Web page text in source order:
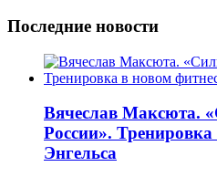
Последние новости
Вячеслав Максюта.
России».
Энгельса